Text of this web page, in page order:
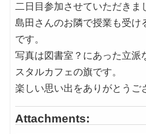
二日目参加させていただきま
島田さんのお隣で授業も受け
です。
写真は図書室？にあった立派
スタルカフェの旗です。
楽しい思い出をありがとうご
Attachments: